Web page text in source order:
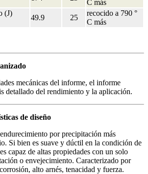
C más
(J)
49.9 25
recocido a 790 °
C más
mecánicas del informe, el informe
detallado del rendimiento y la aplicación.
de diseño
por precipitación más
Si bien es suave y dúctil en la condición de
capaz de altas propiedades con un solo
o envejecimiento. Caracterizado por
alto arnés, tenacidad y fuerza.